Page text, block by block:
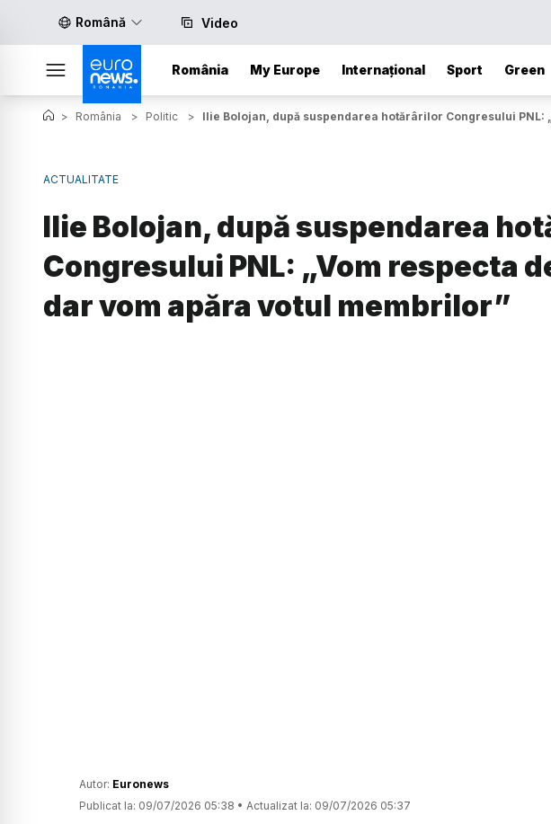
Română Video
România My Europe Internațional Sport Green
> România > Politic > Ilie Bolojan, după suspendarea hotărârilor Congresului
ACTUALITATE
Ilie Bolojan, după suspendarea
Congresului PNL: „Vom respecta
dar vom apăra votul membrilor”
Autor: Euronews
Publicat la: 09/07/2026 05:38 • Actualizat la: 09/07/2026 05:37